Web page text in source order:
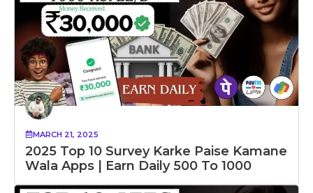
MARCH 21, 2025
2025 Top 10 Survey Karke Paise Kamane
Wala Apps | Earn Daily 500 To 1000